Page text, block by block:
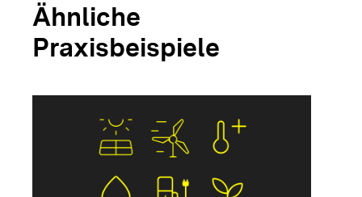
Ähnliche
Praxisbeispiele